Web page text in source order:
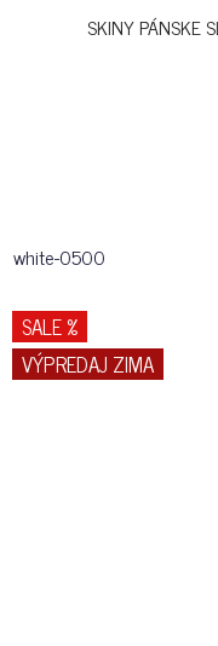
SKINY PÁNSKE
white-0500
SALE %
VÝPREDAJ ZIMA